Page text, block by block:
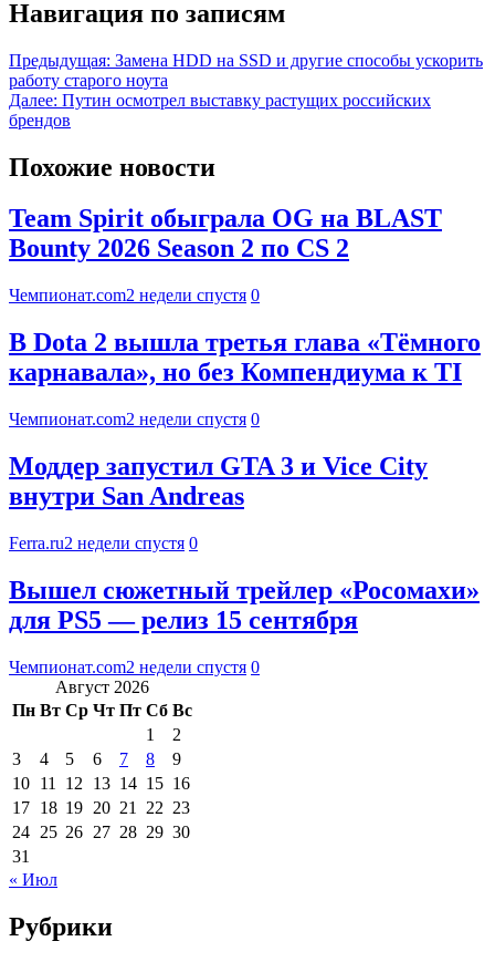
Навигация по записям
Предыдущая: Замена HDD на SSD и другие способы ускорить
работу старого ноута
Далее: Путин осмотрел выставку растущих российских
брендов
Похожие новости
Team Spirit обыграла OG на BLAST
Bounty 2026 Season 2 по CS 2
Чемпионат.com2 недели спустя 0
В Dota 2 вышла третья глава «Тёмного
карнавала», но без Компендиума к TI
Чемпионат.com2 недели спустя 0
Моддер запустил GTA 3 и Vice City
внутри San Andreas
Ferra.ru2 недели спустя 0
Вышел сюжетный трейлер «Росомахи»
для PS5 — релиз 15 сентября
Чемпионат.com2 недели спустя 0
Август 2026
Пн Вт Ср Чт Пт Сб Вс
1
2
3
4 5 6 7 8
9
10 11 12 13 14 15 16
17 18 19 20 21 22 23
24 25 26 27 28 29 30
31
« Июл
Рубрики